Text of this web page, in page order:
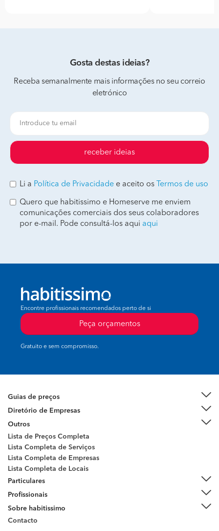
Gosta destas ideias?
Receba semanalmente mais informações no seu correio
eletrónico
receber ideias
Li a Política de Privacidade e aceito os Termos de uso
Quero que habitissimo e Homeserve me enviem
comunicações comerciais dos seus colaboradores
por e-mail. Pode consultá-los aqui aqui
Encontre profissionais recomendados perto de si
Peça orçamentos
Gratuito e sem compromisso.
Guias de preços
Diretório de Empresas
Outros
Lista de Preços Completa
Lista Completa de Serviços
Lista Completa de Empresas
Lista Completa de Locais
Particulares
Profissionais
Sobre habitissimo
Contacto